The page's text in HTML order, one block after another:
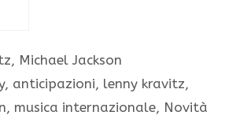
, Michael Jackson
, anticipazioni, lenny kravitz,
, musica internazionale, Novità